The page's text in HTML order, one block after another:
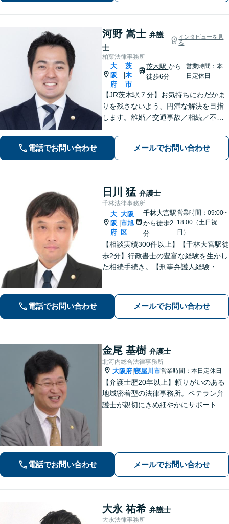
河野 嵩士 弁護
士
インタビューを見
る
柏葉法律事務所
大
阪
府
茨
木
市
茨木駅から
徒歩6分
営業時間：本
日定休日
【JR茨木駅７分】お気持ちにわだかま
りを残さないよう、円満な解決を目指
します。離婚／交通事故／相続／不動
などの刑事事件にも幅広く対応。紛争
化してしてしまった問題も、より良い
着地点を探り、交渉を重ねます【初回
相談無料】
電話でお問い合わせ メールでお問い合わせ
日川 猛 弁護士
千林法律事務所
大
阪
府
|
大阪
市旭
区
千林大宮駅
から徒歩2
分
営業時間：09:00~
18:00（土日祝
日）
【相談実績300件以上】【千林大宮駅徒
歩2分】行政書士の豊富な経験を生かし
た相続手続き。【刑事弁護人経験・示
を残す債務整理のノウハウ多数。不動
産業者とも連携。
電話でお問い合わせ メールでお問い合わせ
金尾 基樹 弁護士
北河内総合法律事務所
大阪府 寝屋川市営業時間：本日定休日
【弁護士歴20年以上】頼りがいのある
地域密着型の法律事務所。ベテラン弁
護士が親切にきめ細やかにサポートし
電話でお問い合わせ メールでお問い合わせ
大永 祐希 弁護士
大永法律事務所